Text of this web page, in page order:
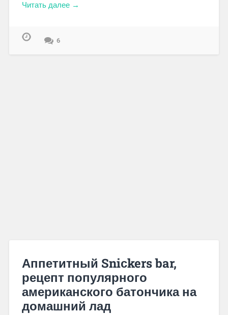
Читать далее →
6
Аппетитный Sniсkers bar,
рецепт популярного
американского батончика на
домашний лад